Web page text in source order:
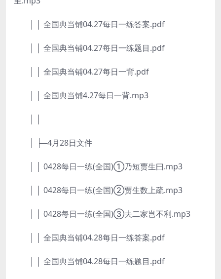
│ │ 全国典当铺04.27每日一练答案.pdf
│ │ 全国典当铺04.27每日一练题目.pdf
│ │ 全国典当铺04.27每日一背.pdf
│ │ 全国典当铺4.27每日一背.mp3
│ ├─4月28日文件
│ │ 0428每日一练(全国)①乃短贾生曰.mp3
│ │ 0428每日一练(全国)②贾生数上疏.mp3
│ │ 0428每日一练(全国)③夫二家岂不利.mp3
│ │ 全国典当铺04.28每日一练答案.pdf
│ │ 全国典当铺04.28每日一练题目.pdf